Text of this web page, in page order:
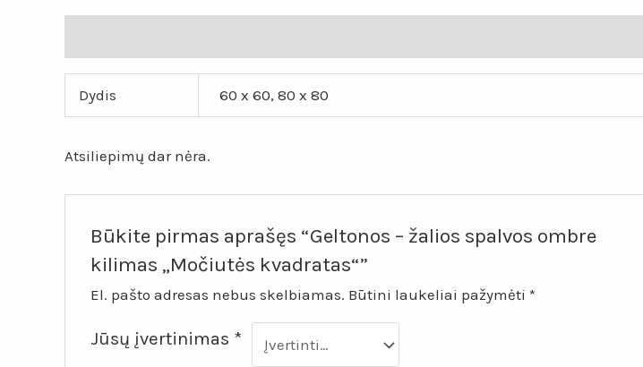
Dydis 60 x 60, 80 x 80
Atsiliepimų dar nėra.
Būkite pirmas aprašęs “Geltonos – žalios spalvos ombre
kilimas „Močiutės kvadratas“”
El. pašto adresas nebus skelbiamas. Būtini laukeliai pažymėti*
Jūsų įvertinimas *